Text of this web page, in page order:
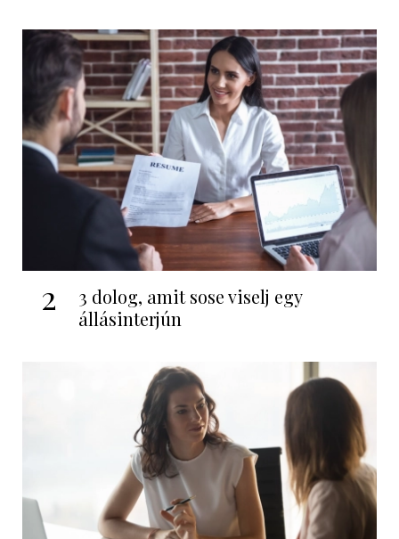
2
3 dolog, amit sose viselj egy
állásinterjún